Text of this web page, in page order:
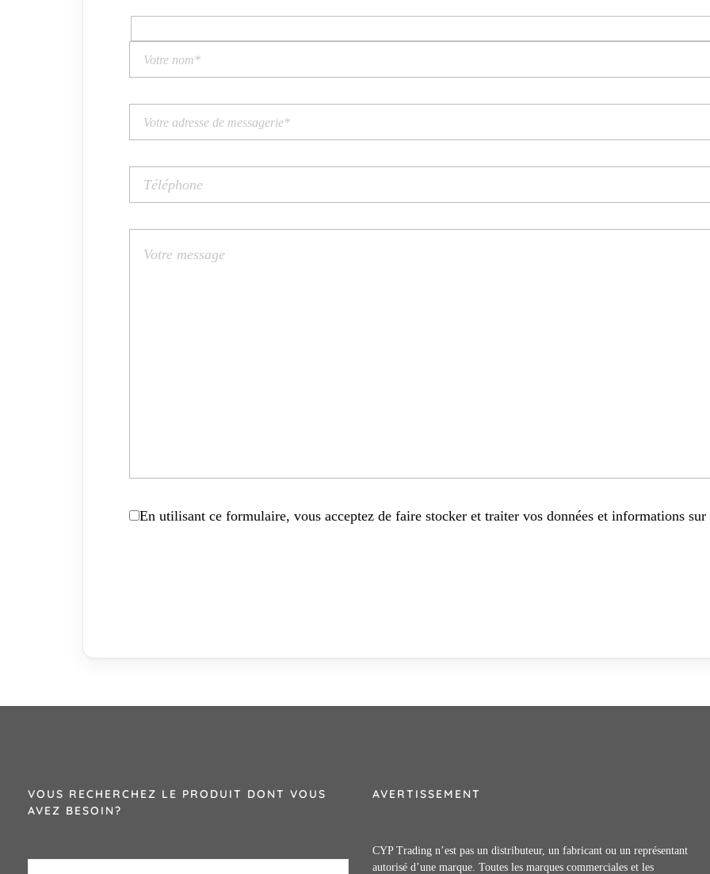
En utilisant ce formulaire, vous acceptez de faire stocker et traiter vos données et informations sur
VOUS RECHERCHEZ LE PRODUIT DONT VOUS
AVEZ BESOIN?
AVERTISSEMENT
CYP Trading n’est pas un distributeur, un fabricant ou un représentant
autorisé d’une marque. Toutes les marques commerciales et les